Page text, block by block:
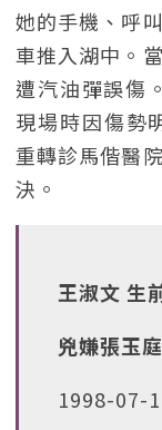
她的手機、呼
車推入湖中。
遭汽油彈誤傷
現場時因傷勢
重轉診馬偕醫
決。
王淑文 生
兇嫌張玉
1998-07-